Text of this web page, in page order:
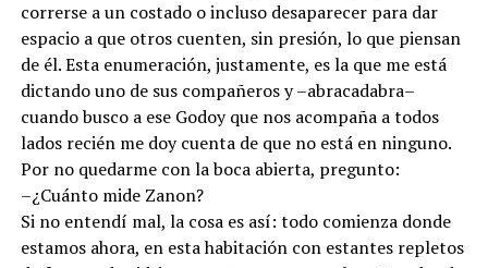
correrse a un costado o incluso desaparecer para dar
espacio a que otros cuenten, sin presión, lo que piensan
de él. Esta enumeración, justamente, es la que me está
dictando uno de sus compañeros y –abracadabra–
cuando busco a ese Godoy que nos acompaña a todos
lados recién me doy cuenta de que no está en ninguno.
Por no quedarme con la boca abierta, pregunto:
–¿Cuánto mide Zanon?
Si no entendí mal, la cosa es así: todo comienza donde
estamos ahora, en esta habitación con estantes repletos